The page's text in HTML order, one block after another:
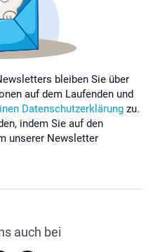
bleiben Sie über
auf dem Laufenden und
Datenschutzerklärung zu.
indem Sie auf den
unserer Newsletter
auch bei